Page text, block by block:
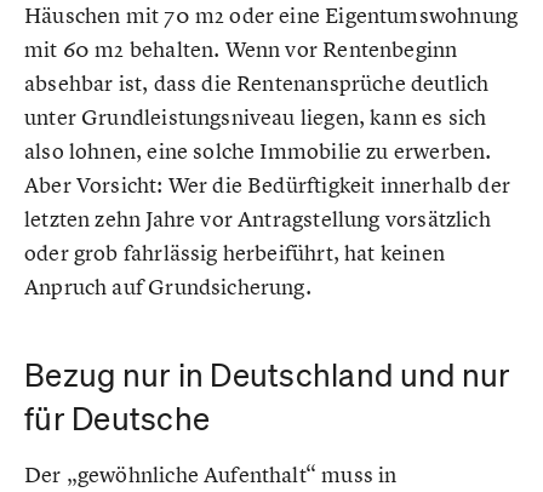
Häuschen mit 70 m2 oder eine Eigentumswohnung
mit 60 m2 behalten. Wenn vor Rentenbeginn
absehbar ist, dass die Rentenansprüche deutlich
unter Grundleistungsniveau liegen, kann es sich
also lohnen, eine solche Immobilie zu erwerben.
Aber Vorsicht: Wer die Bedürftigkeit innerhalb der
letzten zehn Jahre vor Antragstellung vorsätzlich
oder grob fahrlässig herbeiführt, hat keinen
Anpruch auf Grundsicherung.
Bezug nur in Deutschland und nur
für Deutsche
Der „gewöhnliche Aufenthalt“ muss in